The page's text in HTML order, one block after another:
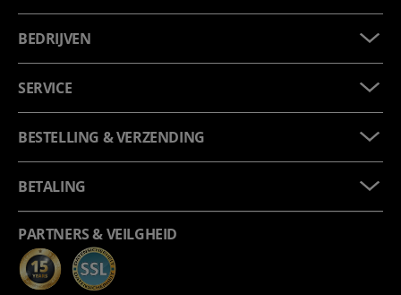
BEDRIJVEN
SERVICE
BESTELLING & VERZENDING
BETALING
PARTNERS & VEILGHEID